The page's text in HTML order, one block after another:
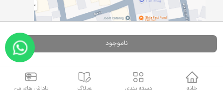
ناموجود
A Pluss
Powered By